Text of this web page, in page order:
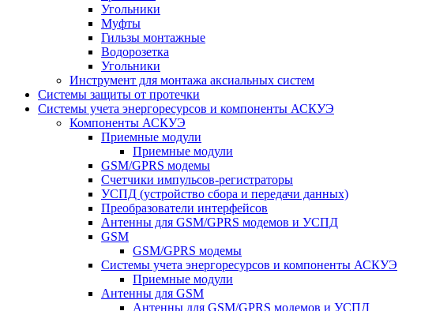
Угольники
Муфты
Гильзы монтажные
Водорозетка
Угольники
Инструмент для монтажа аксиальных систем
Системы защиты от протечки
Системы учета энергоресурсов и компоненты АСКУЭ
Компоненты АСКУЭ
Приемные модули
Приемные модули
GSM/GPRS модемы
Счетчики импульсов-регистраторы
УСПД (устройство сбора и передачи данных)
Преобразователи интерфейсов
Антенны для GSM/GPRS модемов и УСПД
GSM
GSM/GPRS модемы
Системы учета энергоресурсов и компоненты АСКУЭ
Приемные модули
Антенны для GSM
Антенны для GSM/GPRS модемов и УСПД